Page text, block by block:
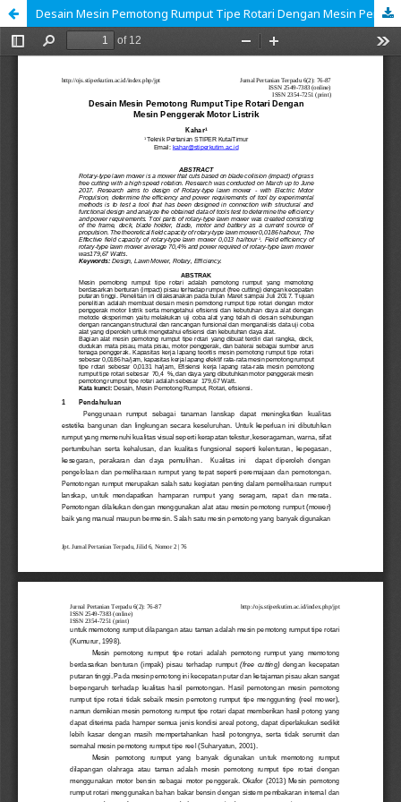
Desain Mesin Pemotong Rumput Tipe Rotari Dengan Mesin Penggerak Motor Listrik